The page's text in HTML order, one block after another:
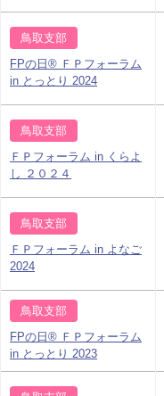
鳥取支部
FPの日® ＦＰフォーラム
in とっとり 2024
鳥取支部
ＦＰフォーラム in くらよ
し ２０２４
鳥取支部
ＦＰフォーラム in よなご
2024
鳥取支部
FPの日® ＦＰフォーラム
in とっとり 2023